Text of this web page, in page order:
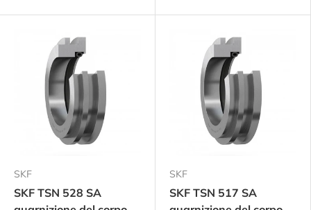
SKF
SKF TSN 528 SA
SKF
SKF TSN 517 SA